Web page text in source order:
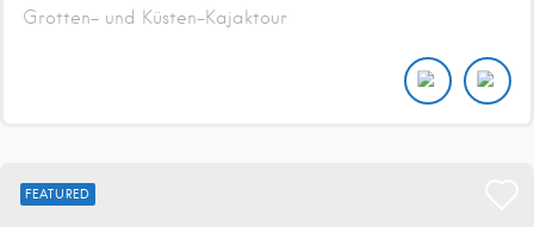
Grotten- und Küsten-Kajaktour
FEATURED